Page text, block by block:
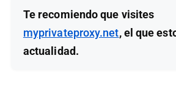
Te recomiendo que visites
myprivateproxy.net, el que
actualidad.